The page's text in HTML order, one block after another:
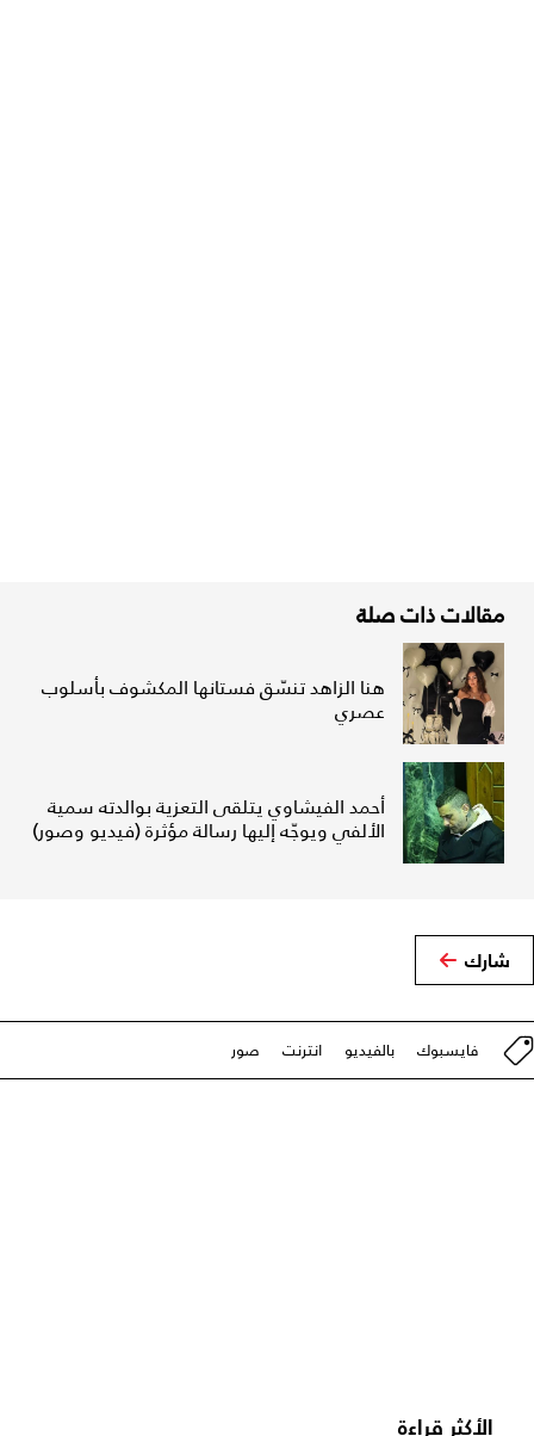
مقالات ذات صلة
هنا الزاهد تنسّق فستانها المكشوف بأسلوب
عصري
أحمد الفيشاوي يتلقى التعزية بوالدته سمية
الألفي ويوجّه إليها رسالة مؤثرة (فيديو وصور)
شارك
فايسبوك بالفيديو انترنت صور
الأكثر قراءة